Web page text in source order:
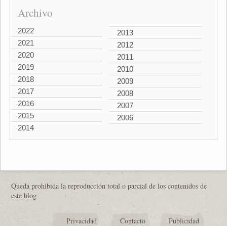
Archivo
2022
2021
2020
2019
2018
2017
2016
2015
2014
2013
2012
2011
2010
2009
2008
2007
2006
Queda prohibida la reproducción total o parcial de los contenidos de
este blog
Privacidad Contacto Publicidad